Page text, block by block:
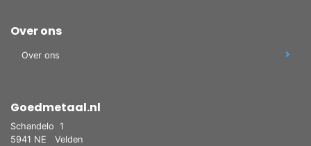
Over ons
Over ons
Goedmetaal.nl
Schandelo 1
5941 NE
Velden